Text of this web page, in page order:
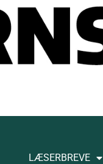
LÆSERBREVE